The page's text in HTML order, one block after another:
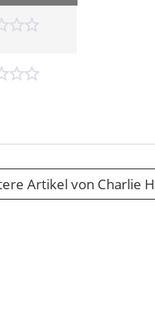
Artikel von Charlie